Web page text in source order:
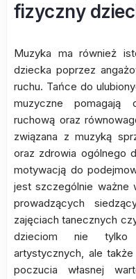
fizyczny
Muzyka ma również
dziecka poprzez
ruchu. Tańce do
muzyczne pomagają
ruchową oraz
związana z muzyką
oraz zdrowia ogólnego
motywacją do
jest szczególnie ważne
prowadzących
zajęciach tanecznych
dzieciom nie tylko
artystycznych, ale
poczucia własnej